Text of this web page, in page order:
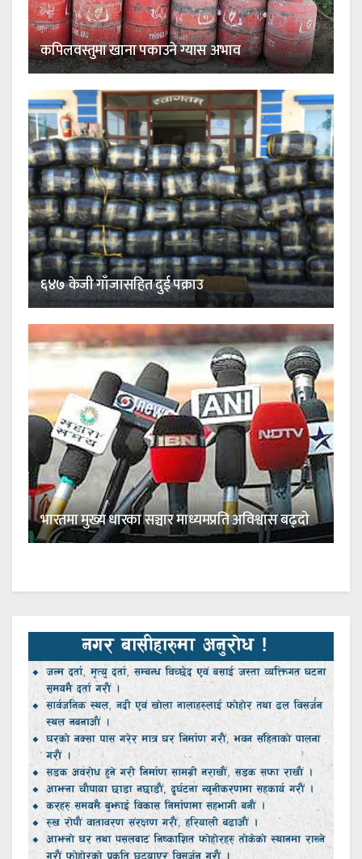
कपिलवस्तुमा खाना पकाउने ग्यास अभाव
६४७ केजी गाँजासहित दुई पक्राउ
भारतमा मुख्य धारका सञ्चार माध्यमप्रति अविश्वास बढ्दो